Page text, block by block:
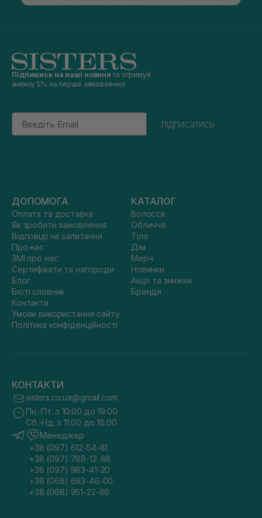
Підпишись на наші новини та отримуй
знижку 5% на перше замовлення
Email
підписатись
ДОПОМОГА
Оплата та доставка
Як зробити замовлення
Відповіді на запитання
Про нас
ЗМІ про нас
Сертифікати та нагороди
Блог
Бюті словник
Контакти
Умови використання сайту
Політика конфіденційності
КАТАЛОГ
Волосся
Обличчя
Тіло
Дім
Мерч
Новинки
Акції та знижки
Бренди
КОНТАКТИ
sisters.co.ua@gmail.com
Пн.-Пт. з 10:00 до 19:00
Сб.-Нд. з 11:00 до 18:00
Менеджер
+38 (097) 612-54-81
+38 (097) 788-12-88
+38 (097) 983-41-20
+38 (068) 693-46-00
+38 (068) 951-22-86